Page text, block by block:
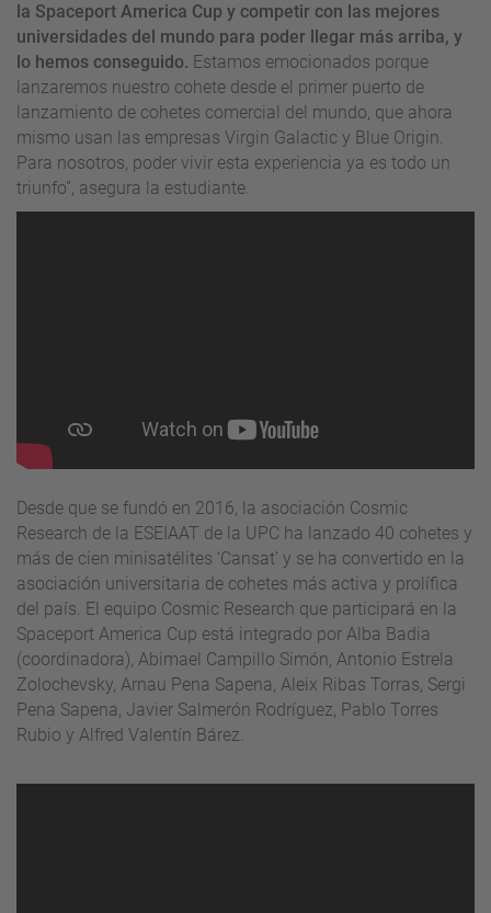
la Spaceport America Cup y competir con las mejores
universidades del mundo para poder llegar más arriba, y
lo hemos conseguido. Estamos emocionados porque
lanzaremos nuestro cohete desde el primer puerto de
lanzamiento de cohetes comercial del mundo, que ahora
mismo usan las empresas Virgin Galactic y Blue Origin.
Para nosotros, poder vivir esta experiencia ya es todo un
triunfo”, asegura la estudiante.
Desde que se fundó en 2016, la asociación Cosmic
Research de la ESEIAAT de la UPC ha lanzado 40 cohetes y
más de cien minisatélites ‘Cansat’ y se ha convertido en la
asociación universitaria de cohetes más activa y prolífica
del país. El equipo Cosmic Research que participará en la
Spaceport America Cup está integrado por Alba Badia
(coordinadora), Abimael Campillo Simón, Antonio Estrela
Zolochevsky, Arnau Pena Sapena, Aleix Ribas Torras, Sergi
Pena Sapena, Javier Salmerón Rodríguez, Pablo Torres
Rubio y Alfred Valentín Bárez.